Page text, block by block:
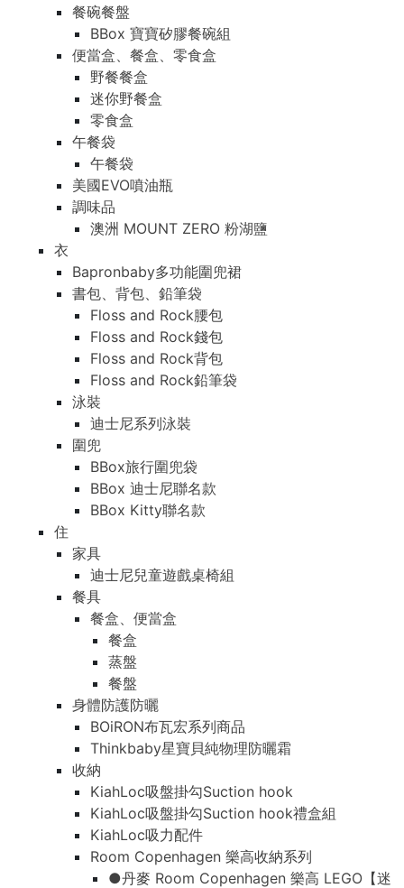
餐碗餐盤
BBox 寶寶矽膠餐碗組
便當盒、餐盒、零食盒
野餐餐盒
迷你野餐盒
零食盒
午餐袋
午餐袋
美國EVO噴油瓶
調味品
澳洲 MOUNT ZERO 粉湖鹽
衣
Bapronbaby多功能圍兜裙
書包、背包、鉛筆袋
Floss and Rock腰包
Floss and Rock錢包
Floss and Rock背包
Floss and Rock鉛筆袋
泳裝
迪士尼系列泳裝
圍兜
BBox旅行圍兜袋
BBox 迪士尼聯名款
BBox Kitty聯名款
住
家具
迪士尼兒童遊戲桌椅組
餐具
餐盒、便當盒
餐盒
蒸盤
餐盤
身體防護防曬
BOiRON布瓦宏系列商品
Thinkbaby星寶貝純物理防曬霜
收納
KiahLoc吸盤掛勾Suction hook
KiahLoc吸盤掛勾Suction hook禮盒組
KiahLoc吸力配件
Room Copenhagen 樂高收納系列
●丹麥 Room Copenhagen 樂高 LEGO【迷